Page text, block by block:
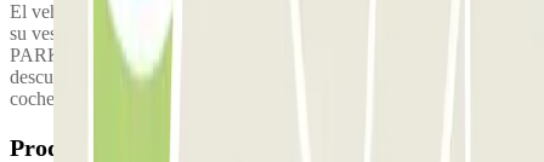
El vehículo se entrega limpio. Podrás reconocer a los chóferes por
su vestimenta azul/naranja con el nombre de THE BEST
PARKING ALICANTE. El parking se divide en cubierto y
descubierto: 4000 m2 con techados de chapa donde caben 180
coches. Al aire libre, 8000 m2.
Productos disponibles